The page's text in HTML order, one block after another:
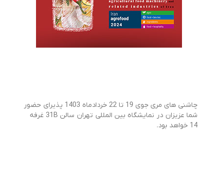
چاشنی های مری جوی 19 تا 22 خردادماه 1403 پذیرای حضور
شما عزیزان در نمایشگاه بین المللی تهران سالن 31B غرفه
14 خواهد بود.